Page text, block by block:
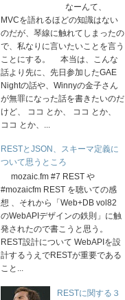
なーんて、
MVCを語れるほどの知識はない
のだが、琴線に触れてしまったの
で、私なりに言いたいことを言う
ことにする。 本当は、こんな
話より先に、先日参加したGAE
Nightの話や、Winnyの金子さん
が無罪になった話を書きたいのだ
けど、 ココ とか、 ココ とか、
ココ とか、...
RESTとJSON、スキーマ定義に
ついて思うところ
mozaic.fm #7 REST や
#mozaicfm REST を聴いての感
想 、それから「Web+DB vol82
のWebAPIデザインの鉄則」に触
発されたので書こうと思う。
REST設計について WebAPIを設
計するうえでRESTが重要である
こと...
RESTに関する３